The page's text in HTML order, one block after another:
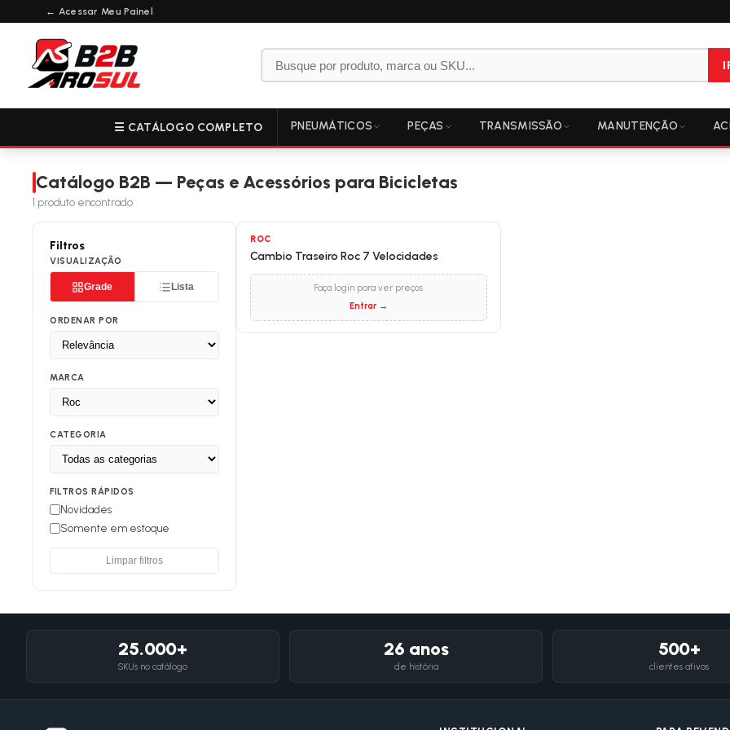
← Acessar Meu Painel
☰ CATÁLOGO COMPLETO PNEUMÁTICOS PEÇAS TRANSMISSÃO MANUTENÇÃO
Catálogo B2B — Peças e Acessórios para Bicicletas
1 produto encontrado
Filtros
VISUALIZAÇÃO
Grade Lista
ORDENAR POR
MARCA
CATEGORIA
FILTROS RÁPIDOS
Novidades
Somente em estoque
Limpar filtros
ROC
Cambio Traseiro Roc 7 Velocidades
Faça login para ver preços
Entrar →
25.000+
SKUs no catálogo
26 anos
de história
500+
clientes ativos